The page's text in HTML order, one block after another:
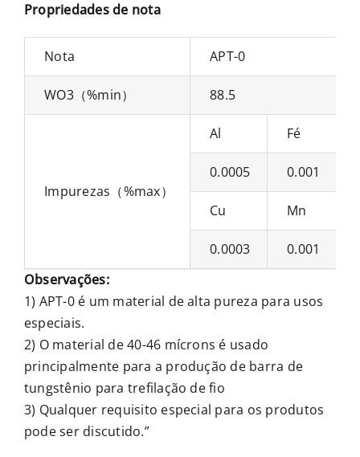
Propriedades de nota
Nota APT-0
WO3（%min） 88.5
Impurezas（%max）
Al Fé
0.0005 0.001
Cu Mn
0.0003 0.001
Observações:
1) APT-0 é um material de alta pureza para usos
especiais.
2) O material de 40-46 mícrons é usado
principalmente para a produção de barra de
tungstênio para trefilação de fio
3) Qualquer requisito especial para os produtos
pode ser discutido.”